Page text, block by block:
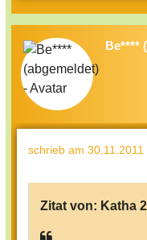
Be****
schrieb am
Zitat von: Katha 2